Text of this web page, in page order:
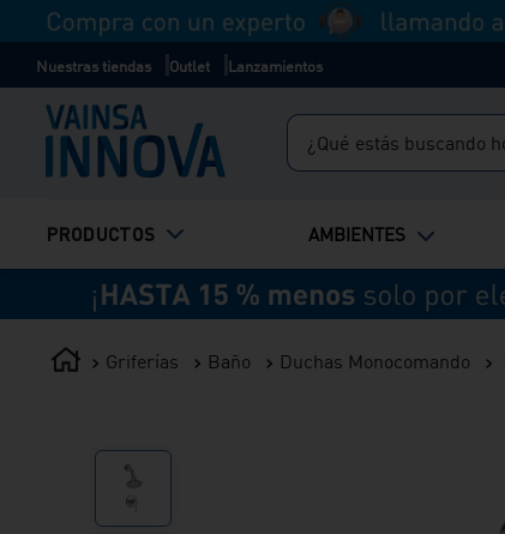
Nuestras tiendas Outlet Lanzamientos
¿Qué estás buscando hoy?
PRODUCTOS AMBIENTES
Griferías Baño Duchas Monocomando
ducha
bali